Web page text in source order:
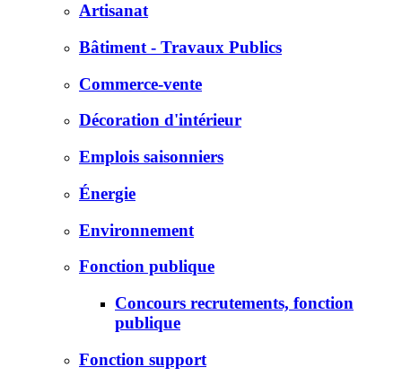
Artisanat
Bâtiment - Travaux Publics
Commerce-vente
Décoration d'intérieur
Emplois saisonniers
Énergie
Environnement
Fonction publique
Concours recrutements, fonction
publique
Fonction support